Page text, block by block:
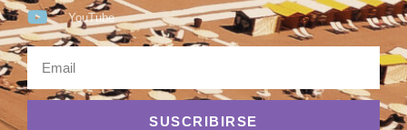
YouTube
SUSCRIBIRSE